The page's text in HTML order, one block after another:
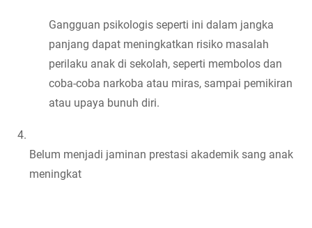
Gangguan psikologis seperti ini dalam jangka
panjang dapat meningkatkan risiko masalah
perilaku anak di sekolah, seperti membolos dan
coba-coba narkoba atau miras, sampai pemikiran
atau upaya bunuh diri.
Belum menjadi jaminan prestasi akademik sang anak
meningkat